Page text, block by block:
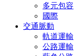
多元包容
國際
交通脈動
軌道運輸
公路運輸